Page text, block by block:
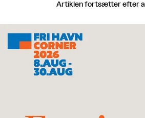
Artiklen fortsætter efter